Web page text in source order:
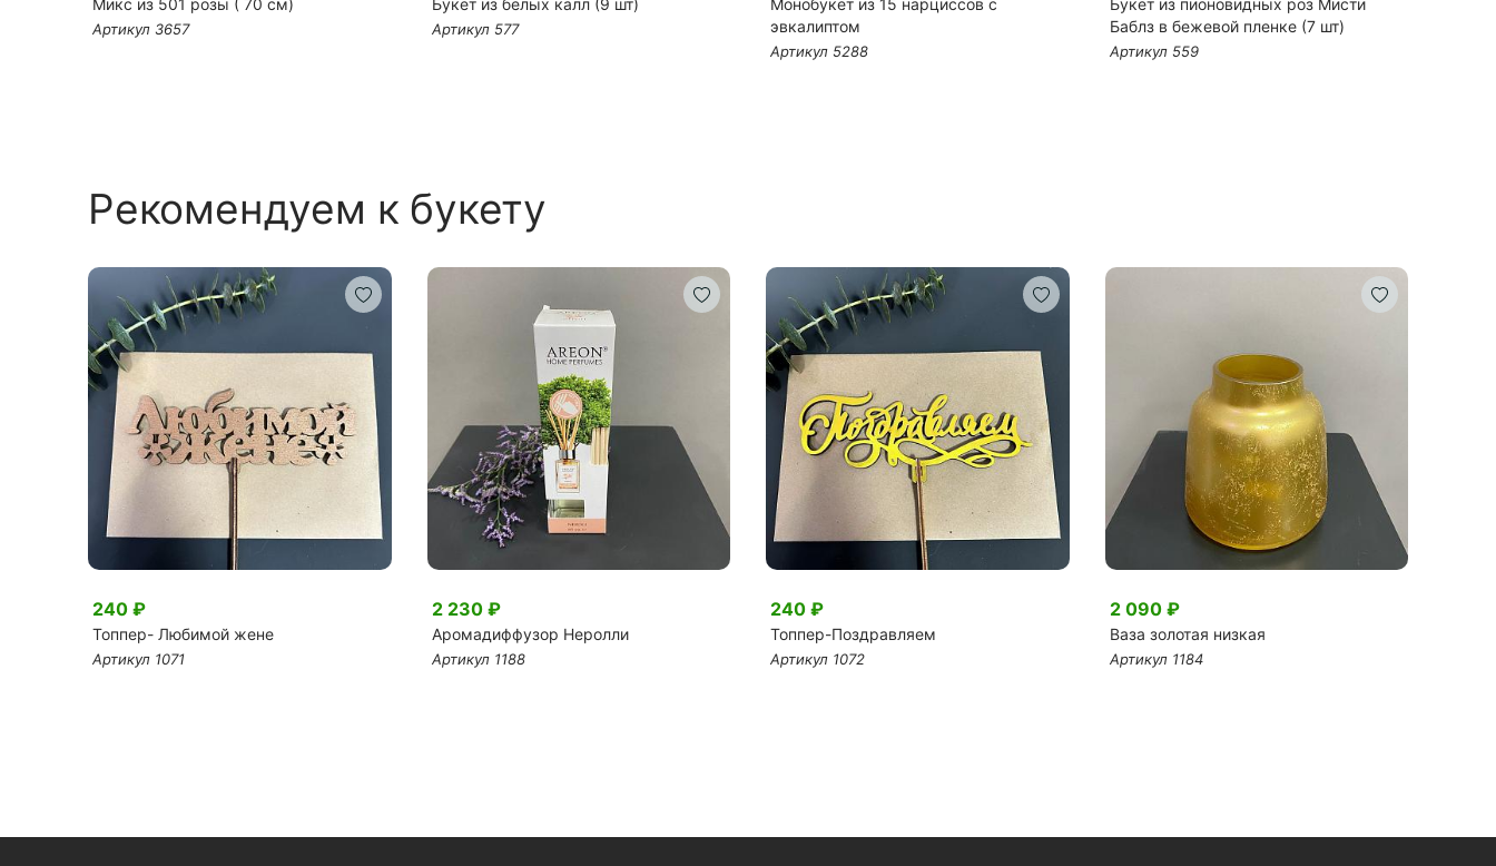
Артикул 3657 Артикул 577
эвкалиптом
Артикул 5288
Баблз в бежевой пленке (7 шт)
Артикул 559
Рекомендуем к букету
240 ₽
Топпер- Любимой жене
Артикул 1071
2 230 ₽
Аромадиффузор Неролли
Артикул 1188
240 ₽
Топпер-Поздравляем
Артикул 1072
2 090 ₽
Ваза золотая низкая
Артикул 1184